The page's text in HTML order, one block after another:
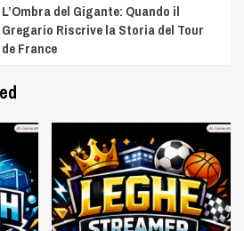
L’Ombra del Gigante: Quando il
Gregario Riscrive la Storia del Tour
de France